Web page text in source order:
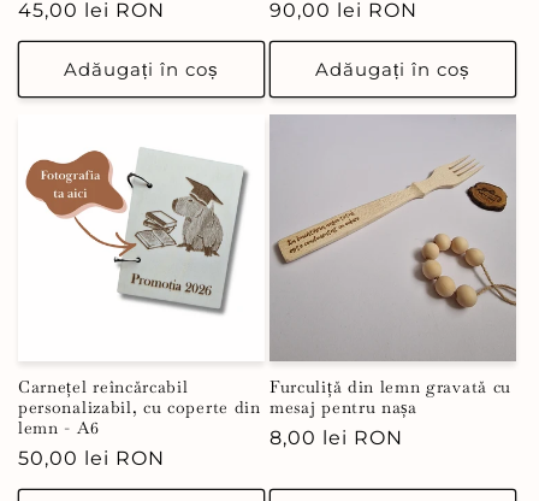
Preț
obișnuit
45,00 lei RON
Adăugați în coș
Preț
obișnuit
90,00 lei RON
Adăugați în coș
Carnețel reîncărcabil
personalizabil, cu coperte din
lemn - A6
Preț
obișnuit
50,00 lei RON
Furculiță din lemn gravată cu
mesaj pentru nașa
Preț
8,00 lei RON